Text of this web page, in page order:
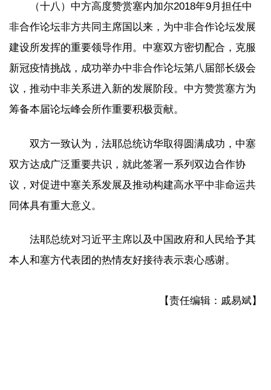
（十八）中方高度赞赏塞内加尔2018年9月担任中
非合作论坛非方共同主席国以来，为中非合作论坛发展
建设所发挥的重要领导作用。中塞双方密切配合，克服
新冠疫情挑战，成功举办中非合作论坛第八届部长级会
议，推动中非关系进入新的发展阶段。中方赞赏塞方为
筹备本届论坛峰会所作重要积极贡献。
双方一致认为，法耶总统访华取得圆满成功，中塞
双方达成广泛重要共识，就此签署一系列双边合作协
议，对促进中塞关系发展及推动构建高水平中非命运共
同体具有重大意义。
法耶总统对习近平主席以及中国政府和人民给予其
本人和塞方代表团的热情友好接待表示衷心感谢。
【责任编辑：戚易斌】